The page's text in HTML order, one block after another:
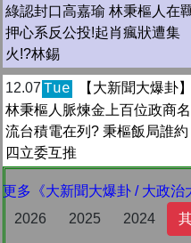
綠認封口高嘉瑜 林秉樞人在
押心系反公投!起肖瘋狀遭集
火!?林錫
12.07 Tue
【大新聞大爆卦】
林秉樞人脈煉金上百位政商名
流台積電在列? 秉樞飯局誰約
四立委互推
更多《大新聞大爆卦 / 大政治
2026
2025 2024